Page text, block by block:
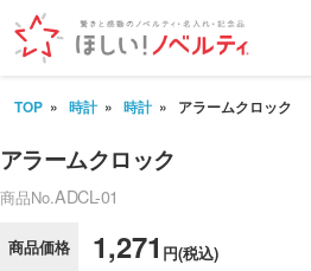
TOP 時計 時計 アラームクロック
アラームクロック
商品No.ADCL-01
商品価格 1,271 円(税込)